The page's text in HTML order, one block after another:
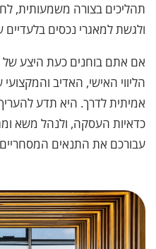
תהליכים בצורה משמעותית,
ולגשת למאגרי נכסים
אם אתם בוחנים כעת היצע
אמיתית לדרך. היא תדע
כדאיות העסקה, ולנהל משא
עבורכם את התנאים